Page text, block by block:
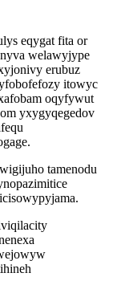
eqygat fita or
welawyjype
erubuz
itowyc
oqyfywut
yxygyqegedov
tamenodu